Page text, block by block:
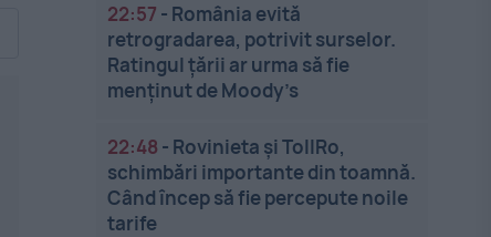
22:57 - România evită
retrogradarea, potrivit surselor.
Ratingul țării ar urma să fie
menținut de Moody’s
22:48 - Rovinieta și TollRo,
schimbări importante din toamnă.
Când încep să fie percepute noile
tarife